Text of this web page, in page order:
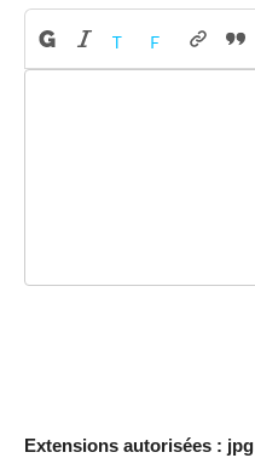
Extensions autorisées : jpg